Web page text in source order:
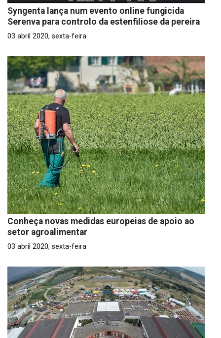
Syngenta lança num evento online fungicida
Serenva para controlo da estenfiliose da pereira
03 abril 2020, sexta-feira
Conheça novas medidas europeias de apoio ao
setor agroalimentar
03 abril 2020, sexta-feira